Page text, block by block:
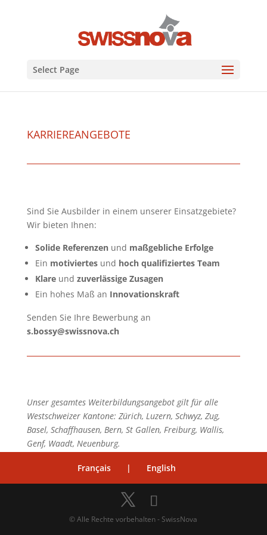
Select Page
KARRIEREANGEBOTE
Sind Sie Ausbilder in einem unserer Einsatzgebiete?
Wir bieten Ihnen:
Solide Referenzenund maßgebliche Erfolge
Ein motiviertesund hoch qualifiziertes Team
Klareund zuverlässige Zusagen
Ein hohes Maß an Innovationskraft
Senden Sie Ihre Bewerbung an
s.bossy@swissnova.ch
Unser gesamtes Weiterbildungsangebot gilt für alle
Westschweizer Kantone: Zürich, Luzern, Schwyz, Zug,
Basel, Schaffhausen, Bern, St Gallen, Freiburg, Wallis,
Genf, Waadt, Neuenburg.
Français | English
© Alle Rechte vorbehalten - SwissNova